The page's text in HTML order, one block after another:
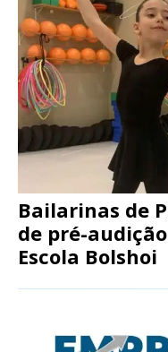
Bailarinas de
de pré-
Escola Bolshoi